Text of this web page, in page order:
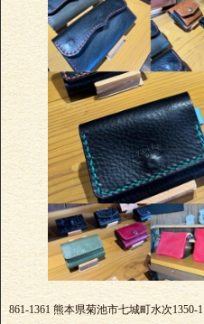
861-1361 熊本県菊池市七城町水次1350-1